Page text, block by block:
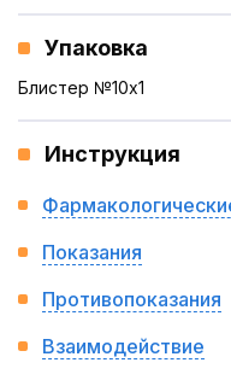
Упаковка
Блистер №10x1
Инструкция
Показания
Противопоказания
Взаимодействие